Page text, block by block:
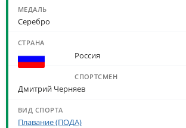
Серебро
Россия
Дмитрий Черняев
Плавание (ПОДА)